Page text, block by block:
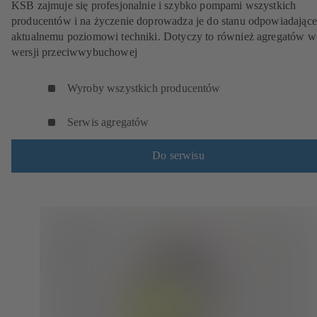
KSB zajmuje się profesjonalnie i szybko pompami wszystkich
producentów i na życzenie doprowadza je do stanu
aktualnemu poziomowi techniki. Dotyczy to również agregatów w
wersji przeciwwybuchowej
Wyroby wszystkich producentów
Serwis agregatów
Do serwisu